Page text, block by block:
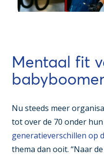
Mentaal fit
babyboomer
Nu steeds meer
tot over de 70 onder
generatieverschillen op
thema dan ooit. “Naar